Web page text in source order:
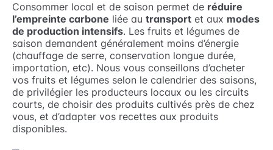
Consommer local et de saison permet de réduire
l’empreinte carbone liée au transport et aux modes
de production intensifs. Les fruits et légumes de
saison demandent généralement moins d’énergie
(chauffage de serre, conservation longue durée,
importation, etc). Nous vous conseillons d’acheter
vos fruits et légumes selon le calendrier des saisons,
de privilégier les producteurs locaux ou les circuits
courts, de choisir des produits cultivés près de chez
vous, et d’adapter vos recettes aux produits
disponibles.